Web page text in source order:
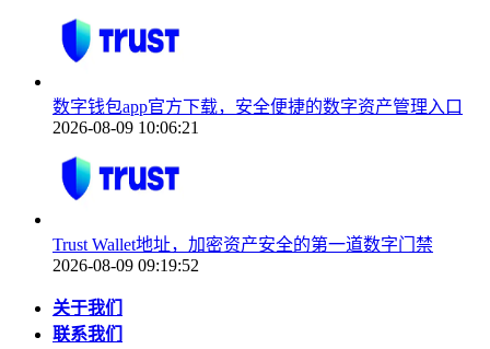
数字钱包app官方下载，安全便捷的数字资产管理入口
2026-08-09 10:06:21
Trust Wallet地址，加密资产安全的第一道数字门禁
2026-08-09 09:19:52
关于我们
联系我们